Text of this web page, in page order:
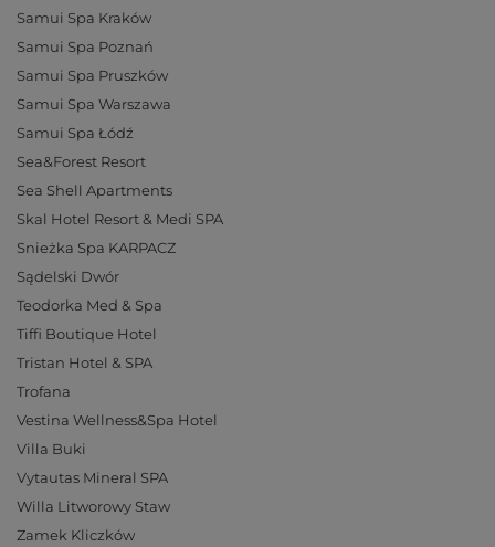
Samui Spa Kraków
Samui Spa Poznań
Samui Spa Pruszków
Samui Spa Warszawa
Samui Spa Łódź
Sea&Forest Resort
Sea Shell Apartments
Skal Hotel Resort & Medi SPA
Snieżka Spa KARPACZ
Sądelski Dwór
Teodorka Med & Spa
Tiffi Boutique Hotel
Tristan Hotel & SPA
Trofana
Vestina Wellness&Spa Hotel
Villa Buki
Vytautas Mineral SPA
Willa Litworowy Staw
Zamek Kliczków